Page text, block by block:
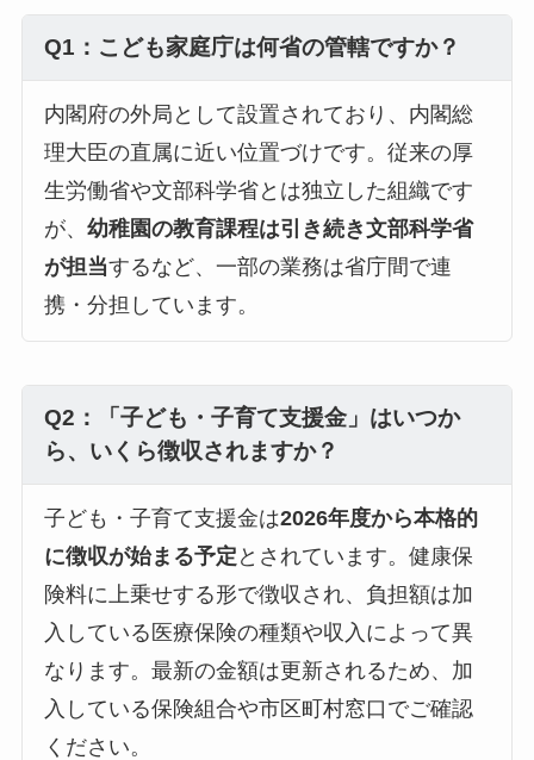
Q1：こども家庭庁は何省の管轄ですか？
内閣府の外局として設置されており、内閣総
理大臣の直属に近い位置づけです。従来の厚
生労働省や文部科学省とは独立した組織です
が、 幼稚園の教育課程は引き続き文部科学省
が担当するなど、一部の業務は省庁間で連
携・分担しています。
Q2：「子ども・子育て支援金」はいつか
ら、いくら徴収されますか？
子ども・子育て支援金は2026年度から本格的
に徴収が始まる予定 とされています。健康保
険料に上乗せする形で徴収され、負担額は加
入している医療保険の種類や収入によって異
なります。最新の金額は更新されるため、加
入している保険組合や市区町村窓口でご確認
ください。